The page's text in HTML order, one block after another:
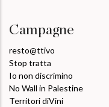
Campagne
resto@ttivo
Stop tratta
Io non discrimino
No Wall in Palestine
Territori diVini